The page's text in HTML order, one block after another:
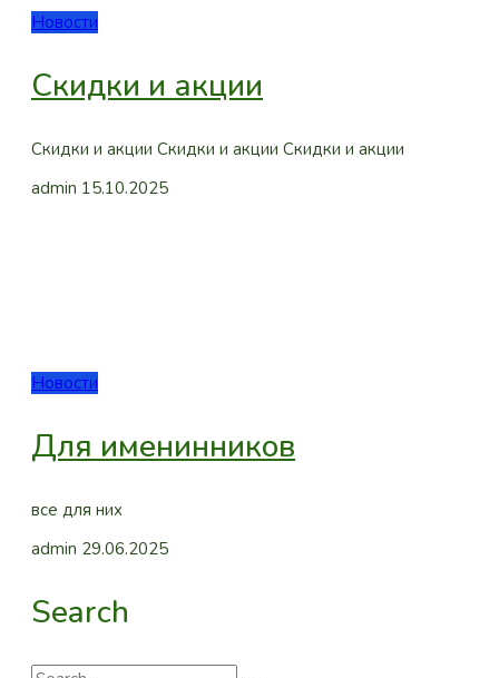
Новости
Скидки и акции
Скидки и акции Скидки и акции Скидки и акции
admin 15.10.2025
Новости
Для именинников
все для них
admin 29.06.2025
Search